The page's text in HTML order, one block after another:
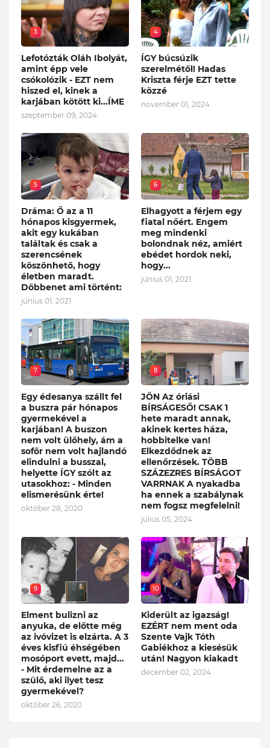
3
Lefotózták Oláh Ibolyát,
amint épp vele
csókolózik - EZT nem
hiszed el, kinek a
karjában kötött ki...ÍME
szeptember 09, 2024
4
ÍGY búcsúzik
szerelmétől! Hadas
Kriszta férje EZT tette
közzé
november 01, 2024
5
Dráma: Ő az a 11
hónapos kisgyermek,
akit egy kukában
találtak és csak a
szerencsének
köszönhető, hogy
életben maradt.
Döbbenet ami történt:
június 01, 2021
6
Elhagyott a férjem egy
fiatal nőért. Engem
meg mindenki
bolondnak néz, amiért
ebédet hordok neki,
hogy...
június 01, 2021
7
Egy édesanya szállt fel
a buszra pár hónapos
gyermekével a
karjában! A buszon
nem volt ülőhely, ám a
sofőr nem volt hajlandó
elindulni a busszal,
helyette ÍGY szólt az
utasokhoz: - Minden
elismerésünk érte!
október 28, 2020
8
JÖN Az óriási
BÍRSÁGESŐ! CSAK 1
hete maradt annak,
akinek kertes háza,
hobbitelke van!
Elkezdődnek az
ellenőrzések. TÖBB
SZÁZEZRES BÍRSÁGOT
VARRNAK A nyakadba
ha ennek a szabálynak
nem fogsz megfelelni!
július 05, 2024
9
Elment bulizni az
anyuka, de előtte még
az ivóvizet is elzárta. A 3
éves kisfiú éhségében
mosóport evett, majd...
- Mit érdemelne az a
szülő, aki ilyet tesz
gyermekével?
október 26, 2020
10
Kiderült az igazság!
EZÉRT nem ment oda
Szente Vajk Tóth
Gabiékhoz a kiesésük
után! Nagyon kiakadt
december 02, 2024